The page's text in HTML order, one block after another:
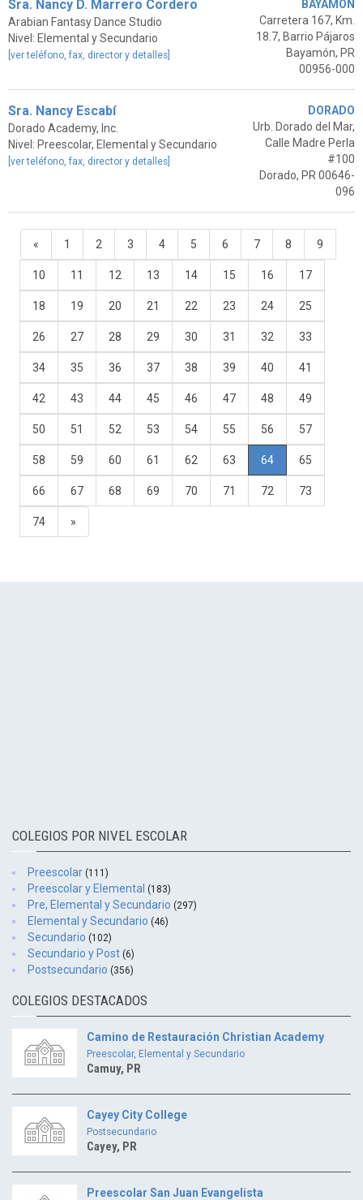
Sra. Nancy D. Marrero Cordero
Arabian Fantasy Dance Studio
Nivel: Elemental y Secundario
[ver teléfono, fax, director y detalles]
BAYAMÓN
Carretera 167, Km.
18.7, Barrio Pájaros
Bayamón, PR
00956-000
Sra. Nancy Escabí
Dorado Academy, Inc.
Nivel: Preescolar, Elemental y Secundario
[ver teléfono, fax, director y detalles]
DORADO
Urb. Dorado del Mar,
Calle Madre Perla
#100
Dorado, PR 00646-
096
« 1 2 3 4 5 6 7 8 9
10 11 12 13 14 15 16 17
18 19 20 21 22 23 24 25
26 27 28 29 30 31 32 33
34 35 36 37 38 39 40 41
42 43 44 45 46 47 48 49
50 51 52 53 54 55 56 57
58 59 60 61 62 63 64 65
66 67 68 69 70 71 72 73
74 »
COLEGIOS POR NIVEL ESCOLAR
Preescolar (111)
Preescolar y Elemental (183)
Pre, Elemental y Secundario (297)
Elemental y Secundario (46)
Secundario (102)
Secundario y Post (6)
Postsecundario (356)
COLEGIOS DESTACADOS
Camino de Restauración Christian Academy
Preescolar, Elemental y Secundario
Camuy, PR
Cayey City College
Postsecundario
Cayey, PR
Preescolar San Juan Evangelista